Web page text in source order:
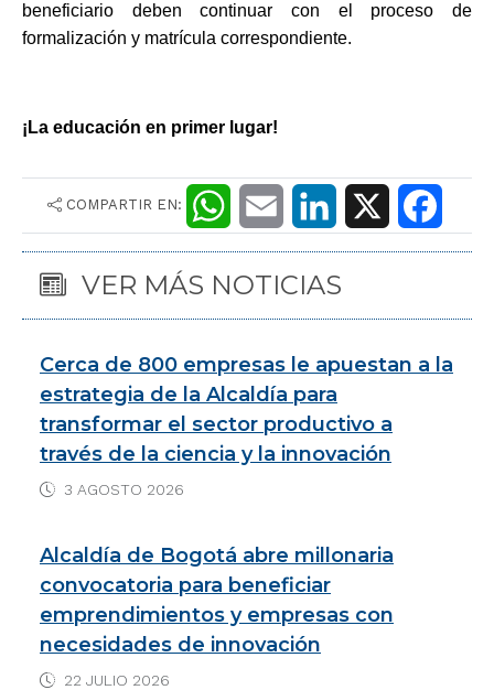
beneficiario deben continuar con el proceso de
formalización y matrícula correspondiente.
¡La educación en primer lugar!
COMPARTIR EN:
h
a
A
m
a
i
n
d
a
VER MÁS NOTICIAS
Cerca de 800 empresas le apuestan a la
estrategia de la Alcaldía para
transformar el sector productivo a
través de la ciencia y la innovación
3 AGOSTO 2026
Alcaldía de Bogotá abre millonaria
convocatoria para beneficiar
emprendimientos y empresas con
necesidades de innovación
22 JULIO 2026